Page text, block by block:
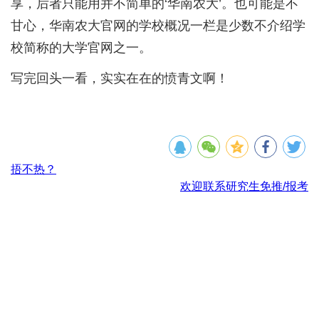
享，后者只能用并不简单的‘华南农大’。也可能是不
甘心，华南农大官网的学校概况一栏是少数不介绍学
校简称的大学官网之一。
写完回头一看，实实在在的愤青文啊！
捂不热？
欢迎联系研究生免推/报考